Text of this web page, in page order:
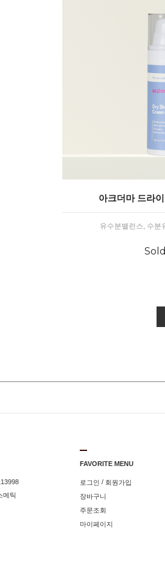
아크더마 드라
유수분밸런스, 수분
메틱
FAVORITE MENU
로그인 / 회원가입
장바구니
주문조회
마이페이지